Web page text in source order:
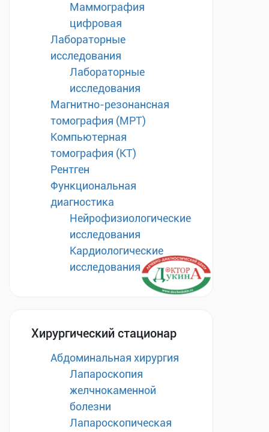
Маммография
цифровая
Лабораторные
исследования
Лабораторные
исследования
Магнитно-резонансная
томография (МРТ)
Компьютерная
томография (КТ)
Рентген
Функциональная
диагностика
Нейрофизиологические
исследования
Кардиологические
исследования
Хирургический стационар
Абдоминальная хирургия
Лапароскопия
желчнокаменной
болезни
Лапароскопическая